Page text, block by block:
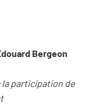
Bergeon
participation de